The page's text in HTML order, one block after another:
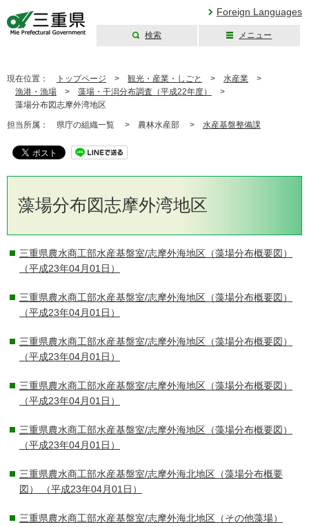
Foreign Languages
検索 メニュー
現在位置： トップページ > 観光・産業・しごと > 水産業 >
漁港・漁場 > 藻場・干潟分布調査（平成22年度）
>
藻場分布図志摩外湾地区
担当所属： 県庁の組織一覧 > 農林水産部 > 水産基盤整備課
藻場分布図志摩外湾地区
三重県農水商工部水産基盤室/志摩外海地区（藻場分布概要図）
（平成23年04月01日）
三重県農水商工部水産基盤室/志摩外海地区（藻場分布概要図）
（平成23年04月01日）
三重県農水商工部水産基盤室/志摩外海地区（藻場分布概要図）
（平成23年04月01日）
三重県農水商工部水産基盤室/志摩外海地区（藻場分布概要図）
（平成23年04月01日）
三重県農水商工部水産基盤室/志摩外海地区（藻場分布概要図）
（平成23年04月01日）
三重県農水商工部水産基盤室/志摩外海北地区（藻場分布概要
図）
（平成23年04月01日）
三重県農水商工部水産基盤室/志摩外海北地区（その他藻場）